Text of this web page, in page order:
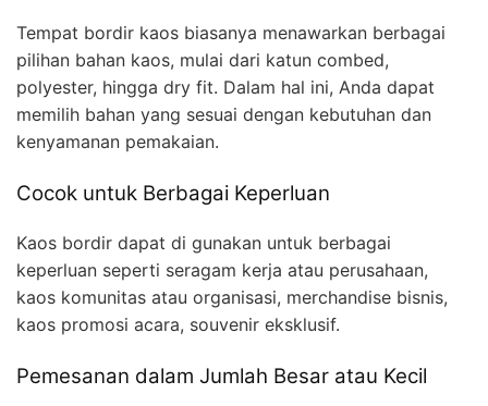
Tempat bordir kaos biasanya menawarkan berbagai
pilihan bahan kaos, mulai dari katun combed,
polyester, hingga dry fit. Dalam hal ini, Anda dapat
memilih bahan yang sesuai dengan kebutuhan dan
kenyamanan pemakaian.
Cocok untuk Berbagai Keperluan
Kaos bordir dapat di gunakan untuk berbagai
keperluan seperti seragam kerja atau perusahaan,
kaos komunitas atau organisasi, merchandise bisnis,
kaos promosi acara, souvenir eksklusif.
Pemesanan dalam Jumlah Besar atau Kecil